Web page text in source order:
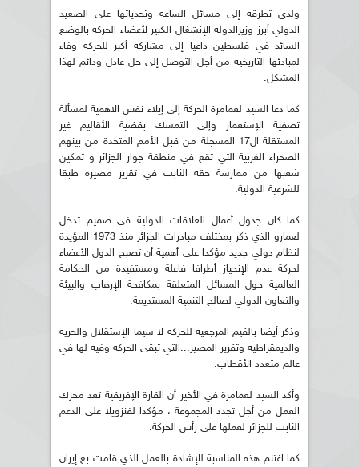
ولدى تطرقه إلى مسائل الساعة وتحدياتها على الصعيد
الدولي أبرز وزيرالدولة الإنشغال الكبير لأعضاء الحركة بالوضع
السائد في فلسطين داعيا إلى مشاركة أكبر للحركة وفاء
لمبادئها التاريخية من أجل التوصل إلى حل عادل ودائم لهذا
المشكل.
كما دعا السيد لعمامرة الحركة إلى إيلاء نفس الاهمية لمسألة
تصفية الإستعمار وإلى التمسك بقضية الأقاليم غير
المستقلة ال17 المسجلة من قبل الأمم المتحدة من بينهم
الصحراء الغربية التي تقع في منطقة جوار الجزائر و تمكين
شعبها من ممارسة حقه الثابت في تقرير مصيره طبقا
للشرعية الدولية.
كما كان جدول أعمال العلاقات الدولية في صميم تدخل
لعمارو الذي ذكر بمختلف مبادرات الجزائر منذ 1973 المؤيدة
لنظام دولي جديد مؤكدا على أهمية أن تصبح الدول الأعضاء
لحركة عدم الإنحياز أطرافا فاعلة ومستفيدة من الحكامة
العالمية حول المسائل المتعلقة بمكافحة الإرهاب والبيئة
والتعاون الدولي لصالح التنمية المستديمة.
وذكر أيضا بالقيم المرجعية للحركة لا سيما الإستقلال والحرية
والديمقراطية وتقرير المصير...التي تبقى الحركة وفية لها في
عالم متعدد الأقطاب.
وأكد السيد لعمامرة في الأخير أن القارة الإفريقية تعد محرك
العمل من أجل تجدد المجموعة ، مؤكدا لفنزويلا على الدعم
الثابت للجزائر لعملها على رأس الحركة.
كما اغتنم هذه المناسبة للإشادة بالعمل الذي قامت بع إيران